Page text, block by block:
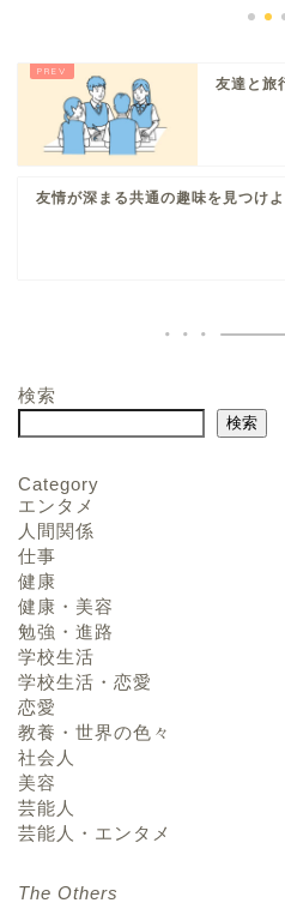
友達と旅
友情が深まる共通の趣味を見つけよ
検索
検索
Category
エンタメ
人間関係
仕事
健康
健康・美容
勉強・進路
学校生活
学校生活・恋愛
恋愛
教養・世界の色々
社会人
美容
芸能人
芸能人・エンタメ
The Others